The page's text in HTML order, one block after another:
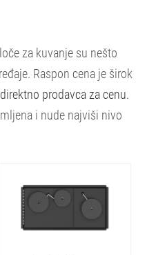
za kuvanje su nešto
Raspon cena je širok
prodavca za cenu.
i nude najviši nivo